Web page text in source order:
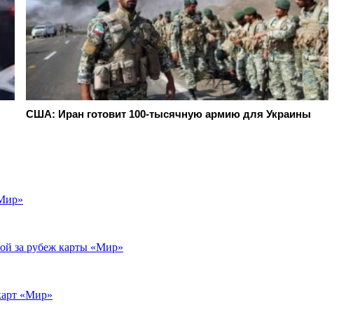
США: Иран готовит 100-тысячную армию для Украины
за рубеж карты «Мир»
«Мир»